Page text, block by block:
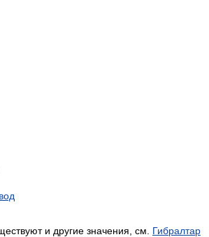
и другие значения, см. Гибралтар